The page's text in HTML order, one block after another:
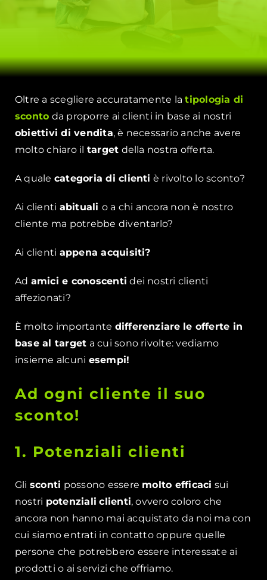
Oltre a scegliere accuratamente latipologia di
sconto da proporre ai clienti in base ai nostri
obiettivi di vendita, è necessario anche avere
molto chiaro il target della nostra offerta.
A quale categoria di clienti è rivolto lo sconto?
Ai clienti abituali o a chi ancora non è nostro
cliente ma potrebbe diventarlo?
Ai clienti appena acquisiti?
Ad amici e conoscenti dei nostri clienti
affezionati?
È molto importante differenziare le offerte in
base al target a cui sono rivolte: vediamo
insieme alcuni esempi!
Ad ogni cliente il suo
sconto!
1. Potenziali clienti
Gli sconti possono essere molto efficaci sui
nostri potenziali clienti, ovvero coloro che
ancora non hanno mai acquistato da noi ma con
cui siamo entrati in contatto oppure quelle
persone che potrebbero essere interessate ai
prodotti o ai servizi che offriamo.